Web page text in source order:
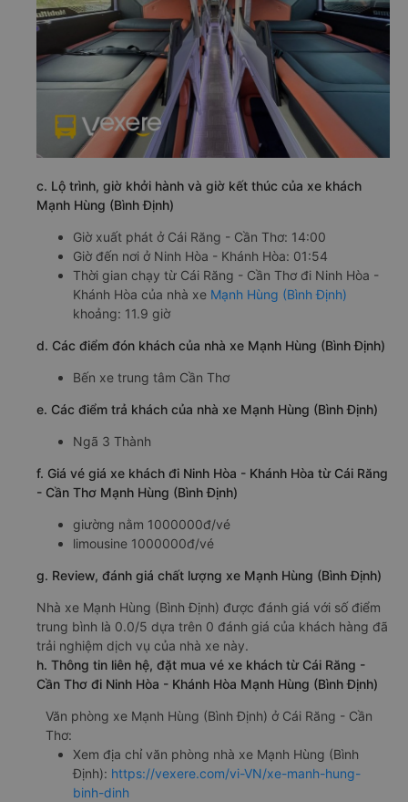
c. Lộ trình, giờ khởi hành và giờ kết thúc của xe khách
Mạnh Hùng (Bình Định)
Giờ xuất phát ở Cái Răng - Cần Thơ: 14:00
Giờ đến nơi ở Ninh Hòa - Khánh Hòa: 01:54
Thời gian chạy từ Cái Răng - Cần Thơ đi Ninh Hòa -
Khánh Hòa của nhà xe Mạnh Hùng (Bình Định)
khoảng: 11.9 giờ
d. Các điểm đón khách của nhà xe Mạnh Hùng (Bình Định)
Bến xe trung tâm Cần Thơ
e. Các điểm trả khách của nhà xe Mạnh Hùng (Bình Định)
Ngã 3 Thành
f. Giá vé giá xe khách đi Ninh Hòa - Khánh Hòa từ Cái Răng
- Cần Thơ Mạnh Hùng (Bình Định)
giường nằm 1000000đ/vé
limousine 1000000đ/vé
g. Review, đánh giá chất lượng xe Mạnh Hùng (Bình Định)
Nhà xe Mạnh Hùng (Bình Định) được đánh giá với số điểm
trung bình là 0.0/5 dựa trên 0 đánh giá của khách hàng đã
trải nghiệm dịch vụ của nhà xe này.
h. Thông tin liên hệ, đặt mua vé xe khách từ Cái Răng -
Cần Thơ đi Ninh Hòa - Khánh Hòa Mạnh Hùng (Bình Định)
Văn phòng xe Mạnh Hùng (Bình Định) ở Cái Răng - Cần
Thơ:
Xem địa chỉ văn phòng nhà xe Mạnh Hùng (Bình
Định): https://vexere.com/vi-VN/xe-manh-hung-
binh-dinh